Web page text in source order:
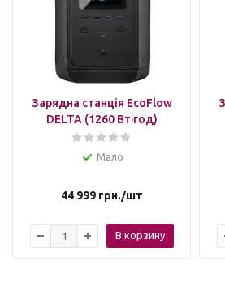
Зарядна станція EcoFlow
DELTA (1260 Вт·год)
Мало
44 999 грн./шт
В корзину